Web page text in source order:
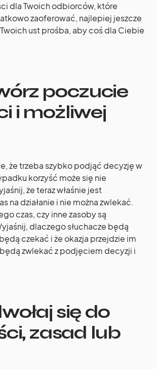
dla Twoich odbiorców, które
zaoferować, najlepiej jeszcze
ust prośba, aby coś dla Ciebie
poczucie
i możliwej
że trzeba szybko podjąć decyzję w
korzyść może się nie
że teraz właśnie jest
na działanie i nie można zwlekać.
czas, czy inne zasoby są
dlaczego słuchacze będą
czekać i że okazja przejdzie im
będą zwlekać z podjęciem decyzji i
się do
zasad lub